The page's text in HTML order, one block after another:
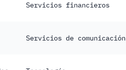
Servicios financieros
Servicios de comunicación